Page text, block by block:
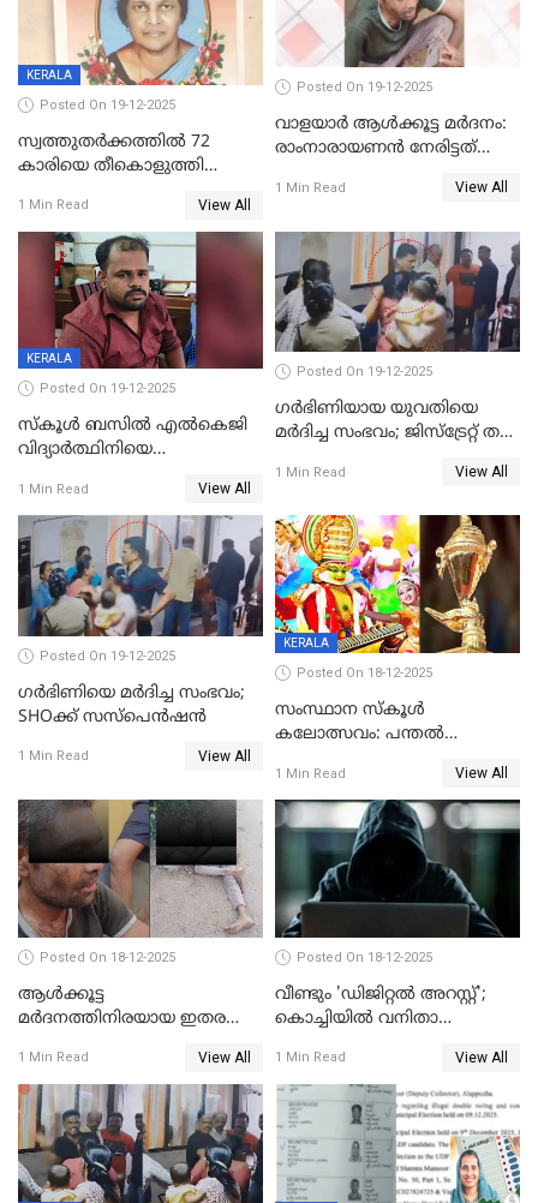
KERALA
Posted On 19-12-2025
സ്വത്തുതര്‍ക്കത്തില്‍ 72
കാരിയെ തീകൊളുത്തി
ക്രൂരകൊലപാതകത്തില്‍
സഹോദരിപുത്രന് ജീവപര്യന്തം
1 Min Read View All
Posted On 19-12-2025
വാളയാർ ആൾക്കൂട്ട മർദനം:
രാംനാരായണൻ നേരിട്ടത്
നാൽപ്പതിലേറെ
റിപ്പോർട്ട്
1 Min Read View All
KERALA
Posted On 19-12-2025
സ്കൂൾ ബസിൽ എൽകെജി
വിദ്യാര്‍ത്ഥിനിയെ
ക്ലീനര്‍ പിടിയിൽ
1 Min Read View All
Posted On 19-12-2025
ഗര്‍ഭിണിയായ യുവതിയെ
മര്‍ദിച്ച സംഭവം; ജിസ്‌ട്രേറ്റ് തല
യുവതി
1 Min Read View All
Posted On 19-12-2025
ഗര്‍ഭിണിയെ മർദിച്ച സംഭവം;
SHOക്ക് സസ്പെൻഷൻ
1 Min Read View All
KERALA
Posted On 18-12-2025
സംസ്ഥാന സ്കൂൾ
കലോത്സവം: പന്തൽ
1 Min Read View All
Posted On 18-12-2025
ആൾക്കൂട്ട
മർദനത്തിനിരയായ ഇതര
നടുക്കുന്ന സംഭവം
വാളയാറിൽ
1 Min Read View All
Posted On 18-12-2025
വീണ്ടും 'ഡിജിറ്റല്‍ അറസ്റ്റ്';
കൊച്ചിയില്‍ വനിതാ
കോടി രൂപ
1 Min Read View All